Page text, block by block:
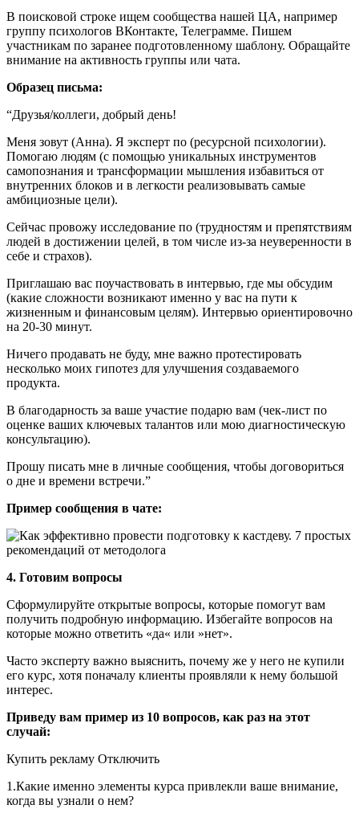
В поисковой строке ищем сообщества нашей ЦА, например
группу психологов ВКонтакте, Телеграмме. Пишем
участникам по заранее подготовленному шаблону. Обращайте
внимание на активность группы или чата.
Образец письма:
“Друзья/коллеги, добрый день!
Меня зовут (Анна). Я эксперт по (ресурсной психологии).
Помогаю людям (с помощью уникальных инструментов
самопознания и трансформации мышления избавиться от
внутренних блоков и в легкости реализовывать самые
амбициозные цели).
Сейчас провожу исследование по (трудностям и препятствиям
людей в достижении целей, в том числе из-за неуверенности в
себе и страхов).
Приглашаю вас поучаствовать в интервью, где мы обсудим
(какие сложности возникают именно у вас на пути к
жизненным и финансовым целям). Интервью ориентировочно
на 20-30 минут.
Ничего продавать не буду, мне важно протестировать
несколько моих гипотез для улучшения создаваемого
продукта.
В благодарность за ваше участие подарю вам (чек-лист по
оценке ваших ключевых талантов или мою диагностическую
консультацию).
Прошу писать мне в личные сообщения, чтобы договориться
о дне и времени встречи.”
Пример сообщения в чате:
4. Готовим вопросы
Сформулируйте открытые вопросы, которые помогут вам
получить подробную информацию. Избегайте вопросов на
которые можно ответить «да« или »нет».
Часто эксперту важно выяснить, почему же у него не купили
его курс, хотя поначалу клиенты проявляли к нему большой
интерес.
Приведу вам пример из 10 вопросов, как раз на этот
случай:
Купить рекламу Отключить
1.Какие именно элементы курса привлекли ваше внимание,
когда вы узнали о нем?